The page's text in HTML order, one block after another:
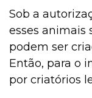
Sob a
esses animais
podem ser
Então, para o
por criatórios